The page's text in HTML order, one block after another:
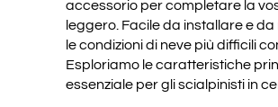
accessorio per completare la
leggero. Facile da installare e
le condizioni di neve più difficili
Esploriamo le caratteristiche
essenziale per gli scialpinisti in